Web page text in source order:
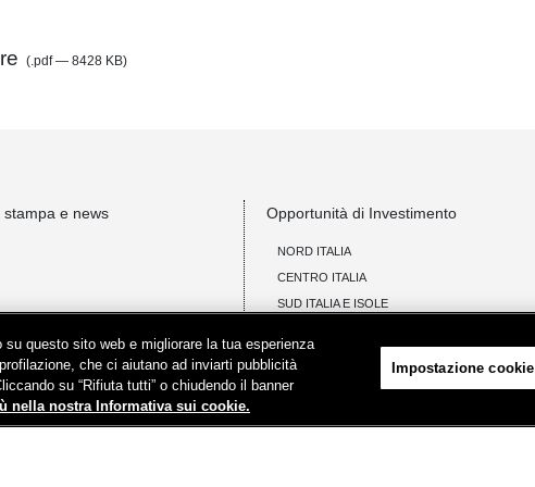
(.pdf — 8428 KB)
stampa e news Opportunità di Investimento
NORD ITALIA
CENTRO ITALIA
SUD ITALIA E ISOLE
Opportunità di locazione commerciale
questo sito web e migliorare la tua esperienza
che ci aiutano ad inviarti pubblicità
su “Rifiuta tutti” o chiudendo il banner
nella nostra Informativa sui cookie.
Impostazione cookie